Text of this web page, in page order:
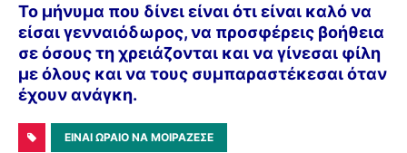
Το μήνυμα που δίνει είναι ότι είναι καλό να
είσαι γενναιόδωρος, να προσφέρεις βοήθεια
σε όσους τη χρειάζονται και να γίνεσαι φίλη
με όλους και να τους συμπαραστέκεσαι όταν
έχουν ανάγκη.
ΕΊΝΑΙ ΩΡΑΊΟ ΝΑ ΜΟΙΡΆΖΕΣΕ